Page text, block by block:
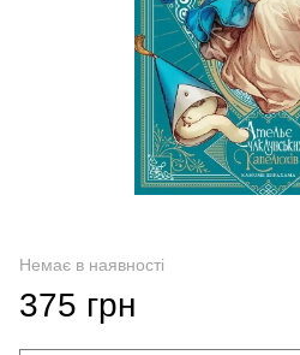
Немає в наявності
375 грн